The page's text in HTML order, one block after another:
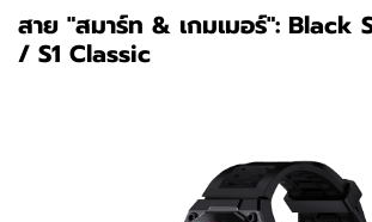
สาย "สมาร์ท & เกมเมอร์": Black
/ S1 Classic